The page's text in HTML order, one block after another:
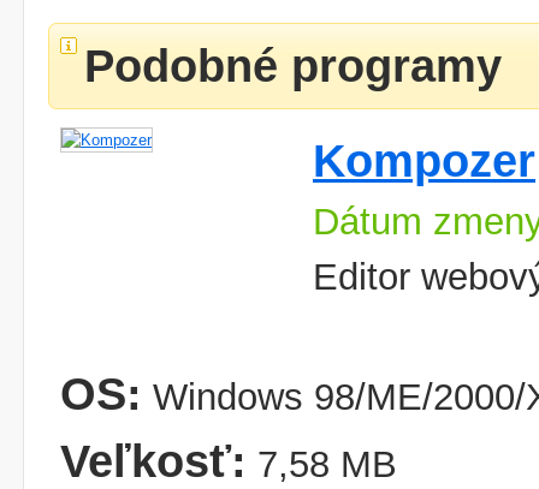
Podobné programy
Kompozer
Dátum
Editor
OS: Windows 98/ME/
Veľkosť: 7,58 MB